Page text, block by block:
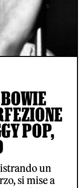
POP,
un
si mise a